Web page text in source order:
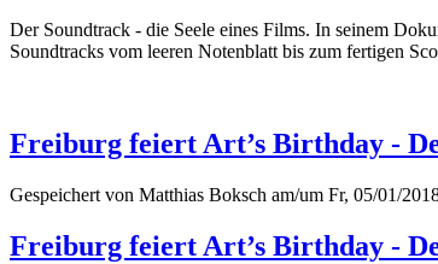
Der Soundtrack - die Seele eines Films. In seinem
Soundtracks vom leeren Notenblatt bis zum fertigen
Freiburg feiert Art’s Birthday -
Gespeichert von Matthias Boksch am/um Fr, 05/01/
Freiburg feiert Art’s Birthday -